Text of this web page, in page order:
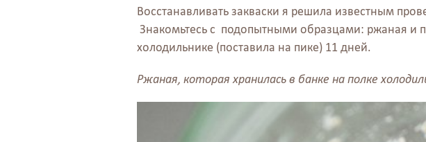
Восстанавливать закваски я решила известным
Знакомьтесь с подопытными образцами: ржаная и
холодильнике (поставила на пике) 11 дней.
Ржаная, которая хранилась в банке на полке